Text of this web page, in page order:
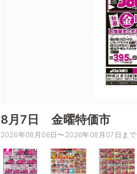
8月7日 金曜特価市
2026年08月06日〜2026年08月07日まで